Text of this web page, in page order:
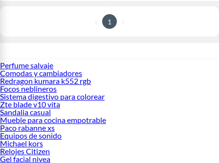
1
Perfume salvaje
Comodas y cambiadores
Redragon kumara k552 rgb
Focos neblineros
Sistema digestivo para colorear
Zte blade v10 vita
Sandalia casual
Mueble para cocina empotrable
Paco rabanne xs
Equipos de sonido
Michael kors
Relojes Citizen
Gel facial nivea